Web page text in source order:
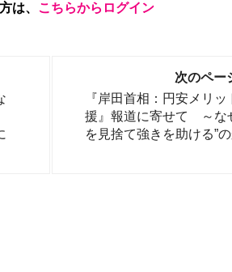
は、 こちらからログイン
次のペー
『岸田首相：円安メリ
援』報道に寄せて ～な
を見捨て強きを助ける”